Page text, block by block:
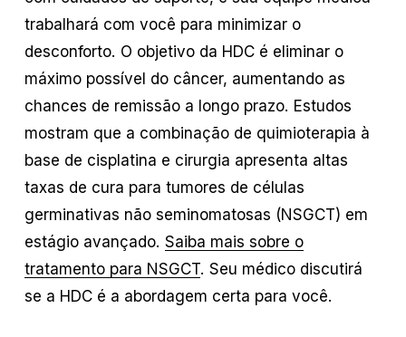
trabalhará com você para minimizar o
desconforto. O objetivo da HDC é eliminar o
máximo possível do câncer, aumentando as
chances de remissão a longo prazo. Estudos
mostram que a combinação de quimioterapia à
base de cisplatina e cirurgia apresenta altas
taxas de cura para tumores de células
germinativas não seminomatosas (NSGCT) em
estágio avançado. Saiba mais sobre o
tratamento para NSGCT. Seu médico discutirá
se a HDC é a abordagem certa para você.